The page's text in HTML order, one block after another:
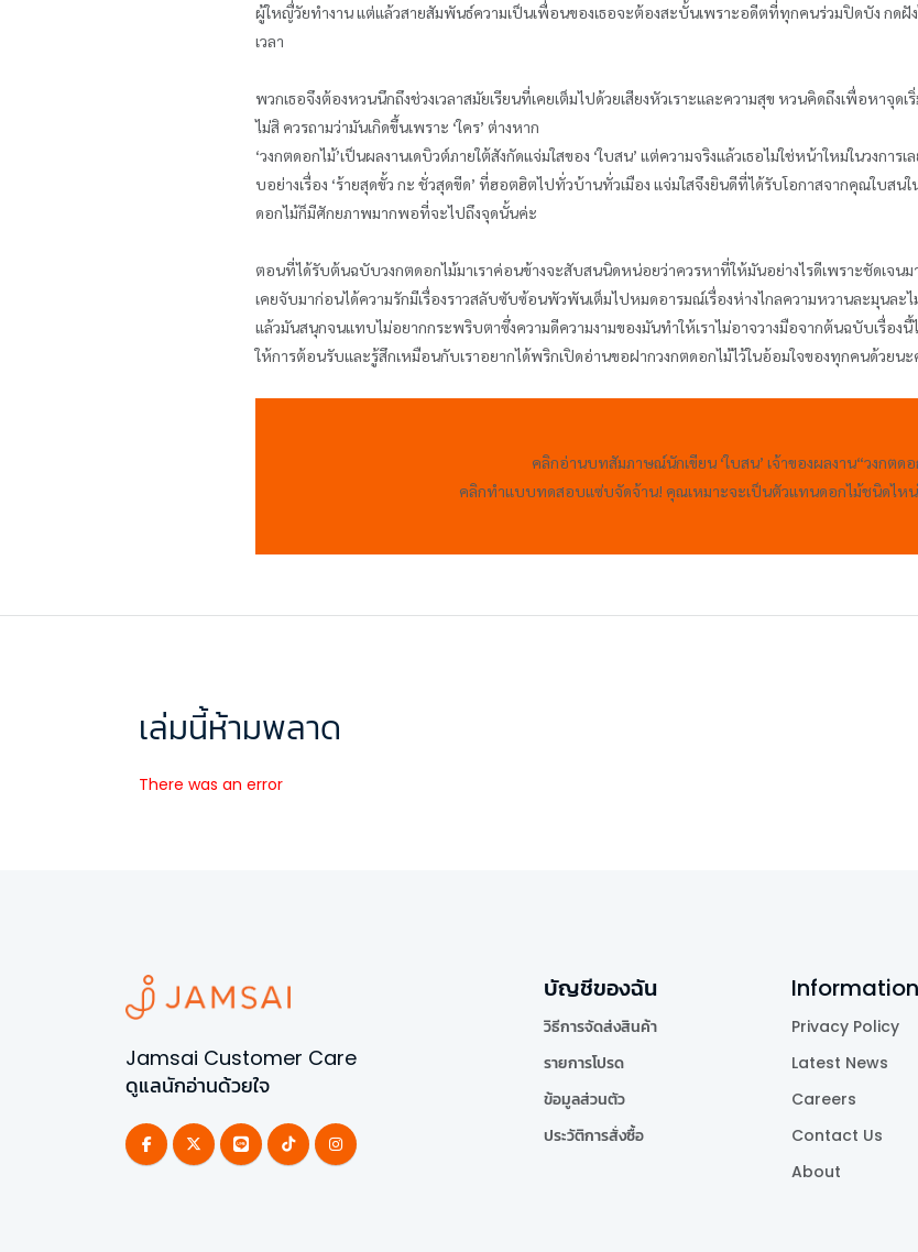
ผู้ใหญื่วัยทำงาน แต่แล้วสายสัมพันธ์ความเป็นเพื่อนของเธอจะต้องสะบั้นเพราะอดีตที่ทุกคนร่วมปิดบัง กดฝั
เวลา
พวกเธอจึงต้องหวนนึกถึงช่วงเวลาสมัยเรียนที่เคยเต็มไปด้วยเสียงหัวเราะและความสุข หวนคิดถึงเพื่อหาจุด
ไม่สิ ควรถามว่ามันเกิดขึ้นเพราะ ‘ใคร’ ต่างหาก
‘วงกตดอกไม้’เป็นผลงานเดบิวต์ภายใต้สังกัดแจ่มใสของ ‘ใบสน’ แต่ความจริงแล้วเธอไม่ใช่หน้าใหม่ในวงการ
บอย่างเรื่อง ‘ร้ายสุดขั้ว กะ ชั่วสุดขีด’ ที่ฮอตฮิตไปทั่วบ้านทั่วเมือง แจ่มใสจึงยินดีที่ได้รับโอกาสจากคุณใบสนใ
ดอกไม้ก็มีศักยภาพมากพอที่จะไปถึงจุดนั้นค่ะ
ตอนที่ได้รับต้นฉบับวงกตดอกไม้มาเราค่อนข้างจะสับสนนิดหน่อยว่าควรหาที่ให้มันอย่างไรดีเพราะชัดเจนม
เคยจับมาก่อนได้ความรักมีเรื่องราวสลับซับซ้อนพัวพันเต็มไปหมดอารมณ์เรื่องห่างไกลความหวานละมุนละ
แล้วมันสนุกจนแทบไม่อยากกระพริบตาซึ่งความดีความงามของมันทำให้เราไม่อาจวางมือจากต้นฉบับเรื่องนี้
ให้การต้อนรับและรู้สึกเหมือนกับเราอยากได้พริกเปิดอ่านขอฝากวงกตดอกไม้ไว้ในอ้อมใจของทุกคนด้วยนะ
คลิกอ่านบทสัมภาษณ์นักเขียน ‘ใบสน’ เจ้าของผลงาน“วงกตดอ
คลิกทำแบบทดสอบแซ่บจัดจ้าน! คุณเหมาะจะเป็นตัวแทนดอกไม้ชนิดไหนใ
เล่มนี้ห้ามพลาด
There was an error
Jamsai Customer Care
ดูแลนักอ่านด้วยใจ
บัญชีของฉัน
วิธีการจัดส่งสินค้า
รายการโปรด
ข้อมูลส่วนตัว
ประวัติการสั่งซื้อ
Information
Privacy Policy
Latest News
Careers
Contact Us
About